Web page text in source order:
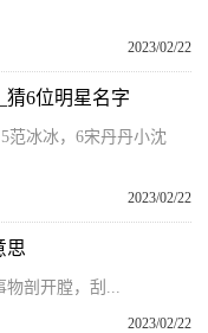
2023/02/22
猜6位明星名字
范冰冰，6宋丹丹小沈
2023/02/22
思
剖开膛，刮...
2023/02/22